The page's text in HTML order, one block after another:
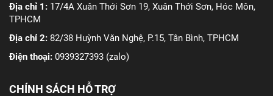
Địa chỉ 1: 17/4A Xuân Thới Sơn 19, Xuân Thới Sơn, Hóc Môn,
TPHCM
Địa chỉ 2: 82/38 Huỳnh Văn Nghệ, P.15, Tân Bình, TPHCM
Điện thoại: 0939327393 (zalo)
CHÍNH SÁCH HỖ TRỢ